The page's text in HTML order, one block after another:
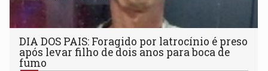
DIA DOS PAIS: Foragido por latrocínio é preso
após levar filho de dois anos para boca de
fumo